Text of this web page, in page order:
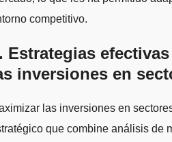
competitivo.
Estrategias
inversiones en
las inversiones en
que combine análisis de